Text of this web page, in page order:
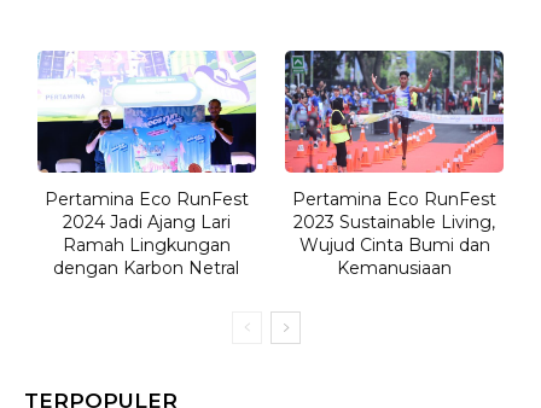
Pertamina Eco RunFest
2024 Jadi Ajang Lari
Ramah Lingkungan
dengan Karbon Netral
Pertamina Eco RunFest
2023 Sustainable Living,
Wujud Cinta Bumi dan
Kemanusiaan
TERPOPULER